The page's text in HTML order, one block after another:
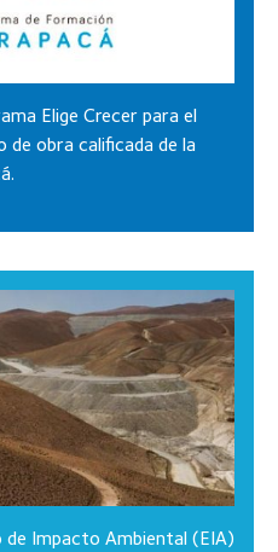
Elige Crecer para el
de obra calificada de la
de Impacto Ambiental (EIA)